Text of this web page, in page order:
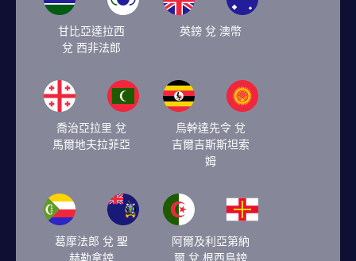
甘比亞達拉西
兌 西非法郎
英鎊 兌 澳幣
喬治亞拉里 兌
馬爾地夫拉菲亞
烏幹達先令 兌
吉爾吉斯斯坦索
姆
葛摩法郎 兌 聖
赫勒拿鎊
阿爾及利亞第納
爾 兌 根西島鎊